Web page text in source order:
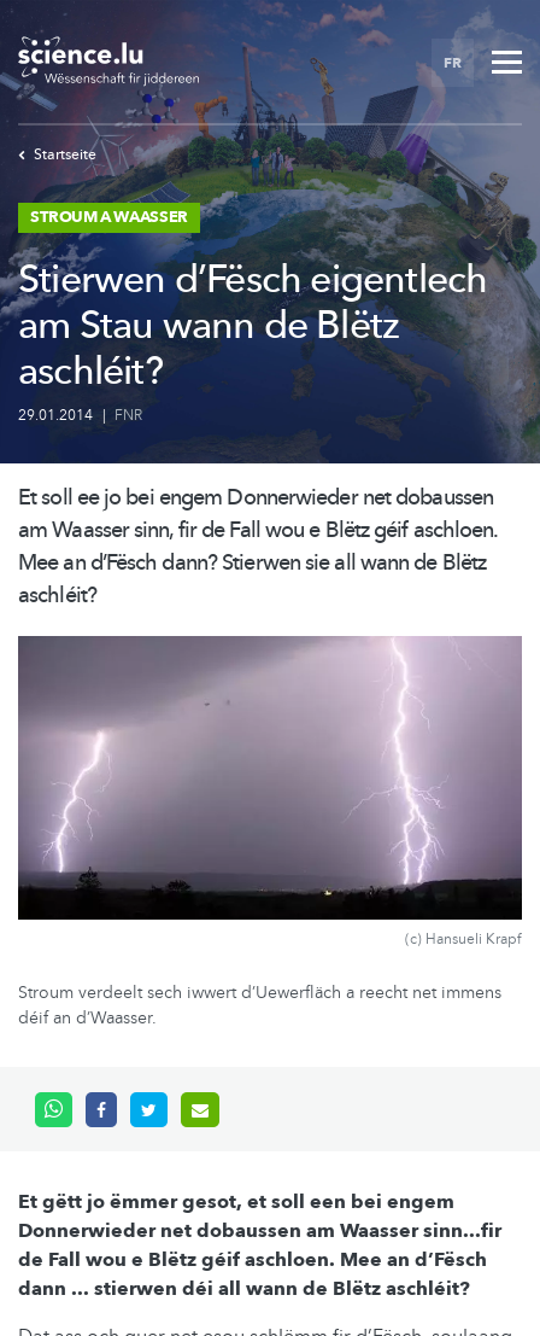
Skip
main
content
FR
Startseite
STROUM A WAASSER
Stierwen d’Fësch eigentlech
am Stau wann de Blëtz
aschléit?
29.01.2014 | FNR
Et soll ee jo bei engem Donnerwieder net dobaussen
am Waasser sinn, fir de Fall wou e Blëtz géif aschloen.
Mee an d’Fësch dann? Stierwen sie all wann de Blëtz
aschléit?
(c) Hansueli Krapf
Stroum verdeelt sech iwwert d’Uewerfläch a reecht net immens
déif an d’Waasser.
Et gëtt jo ëmmer gesot, et soll een bei engem
Donnerwieder net dobaussen am Waasser sinn...fir
de Fall wou e Blëtz géif aschloen. Mee an d’Fësch
dann ... stierwen déi all wann de Blëtz aschléit?